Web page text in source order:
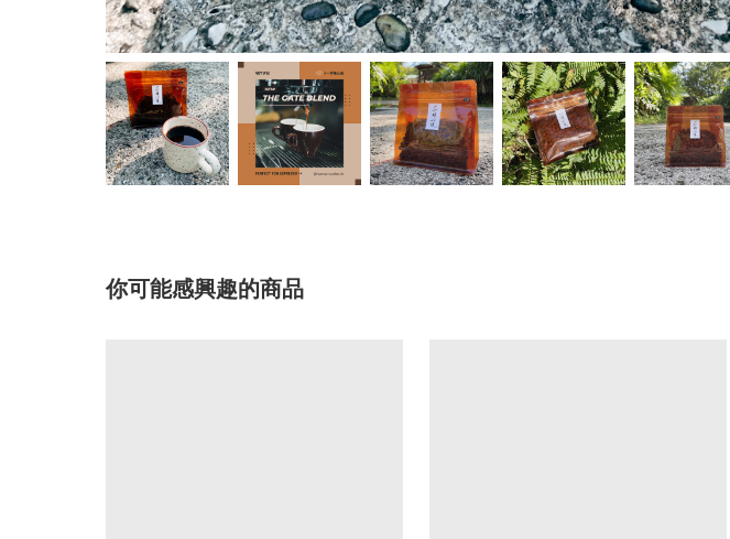
你可能感興趣的商品